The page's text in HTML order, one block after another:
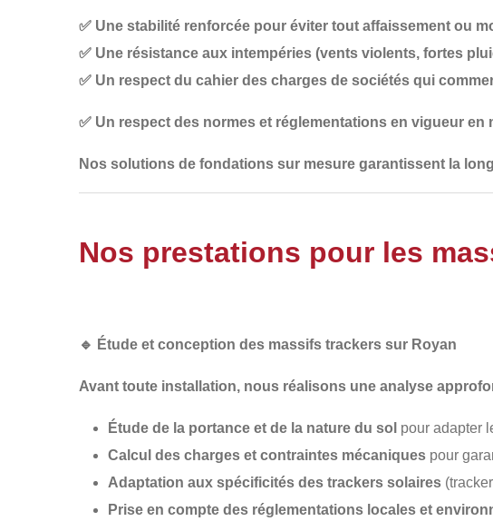
✅ Une stabilité renforcée pour éviter tout affaissement ou
✅ Une résistance aux intempéries (vents violents, fortes
✅ Un respect du cahier des charges de sociétés qui
✅ Un respect des normes et réglementations en vigueur en
Nos solutions de fondations sur mesure garantissent la
Nos prestations pour les
🔹 Étude et conception des massifs trackers sur Royan
Avant toute installation, nous réalisons une analyse
Étude de la portance et de la nature du sol pour adapter
Calcul des charges et contraintes mécaniques pour
Adaptation aux spécificités des trackers solaires
Prise en compte des réglementations locales et